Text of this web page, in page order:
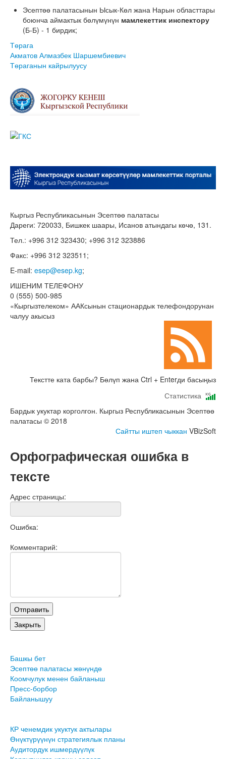
Эсептөө палатасынын Ысык-Көл жана Нарын областтары
боюнча аймактык бөлүмүнүн мамлекеттик инспектору
(Б-Б) - 1 бирдик;
Төрага
Акматов Алмазбек Шаршембиевич
Төраганын кайрылуусу
Кыргыз Республикасынын Эсептөө палатасы
Дареги: 720033, Бишкек шаары, Исанов атындагы көчө, 131.
Тел.: +996 312 323430; +996 312 323886
Факс: +996 312 323511;
E-mail: esep@esep.kg;
ИШЕНИМ ТЕЛЕФОНУ
0 (555) 500-985
«Кыргызтелеком» ААКсынын стационардык телефондорунан
чалуу акысыз
Текстте ката барбы? Бөлүп жана Ctrl + Enterди басыңыз
Статистика
Бардык укуктар корголгон. Кыргыз Республикасынын Эсептөө
палатасы © 2018
Сайтты иштеп чыккан VBizSoft
Орфографическая ошибка в
тексте
Адрес страницы:
Ошибка:
Комментарий:
Башкы бет
Эсептөө палатасы жөнүндө
Коомчулук менен байланыш
Пресс-борбор
Байланышуу
КР ченемдик укуктук актылары
Өнүктүрүүнүн стратегиялык планы
Аудитордук ишмердүүлүк